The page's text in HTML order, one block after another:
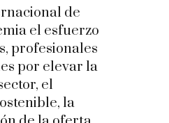
de
el esfuerzo
profesionales
por elevar la
el
la